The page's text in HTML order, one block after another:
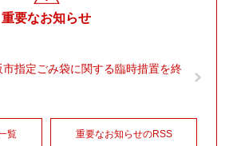
重要なお知らせ
指定ごみ袋に関する臨時措置を終
覧 重要なお知らせのRSS